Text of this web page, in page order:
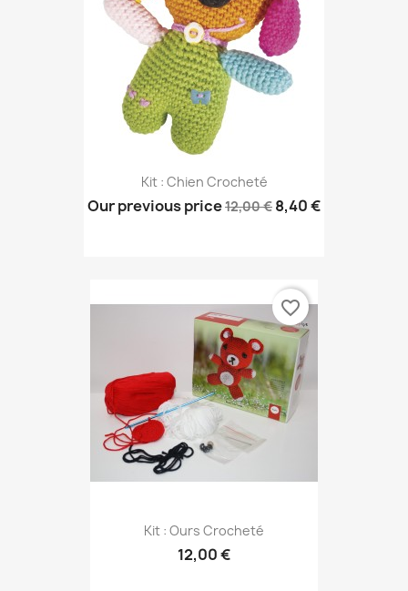
Kit : Chien Crocheté
Our previous price12,00 € 8,40 €
Kit : Ours Crocheté
12,00 €
favorite_border